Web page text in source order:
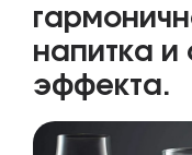
напитка
эффекта.